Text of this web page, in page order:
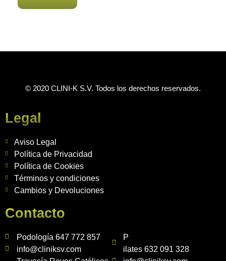
© 2020 CLINI-K S.V. Todos los derechos reservados.
Legal
Aviso Legal
Política de Privacidad
Política de Cookies
Términos y condiciones
Cambios y Devoluciones
Contacto
Podología 647 772 857
info@cliniksv.com
P
ilates 632 091 328